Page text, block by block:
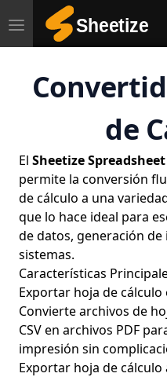
Toggle
navigation
de
El Sheetize
permite la conversión
de cálculo a una
que lo hace ideal para
de datos, generación
sistemas.
Características
Exportar hoja de cálculo
Convierte archivos de
CSV en archivos PDF
impresión sin
Exportar hoja de